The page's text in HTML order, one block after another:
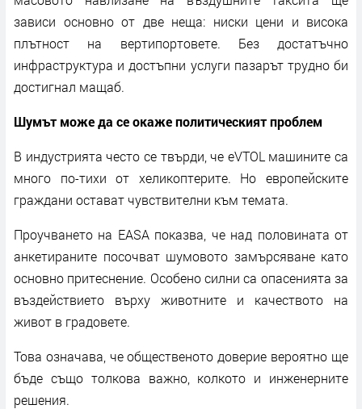
зависи основно от две неща: ниски цени и висока
плътност на вертипортовете. Без достатъчно
инфраструктура и достъпни услуги пазарът трудно би
достигнал мащаб.
Шумът може да се окаже политическият проблем
В индустрията често се твърди, че eVTOL машините са
много по-тихи от хеликоптерите. Но европейските
граждани остават чувствителни към темата.
Проучването на EASA показва, че над половината от
анкетираните посочват шумовото замърсяване като
основно притеснение. Особено силни са опасенията за
въздействието върху животните и качеството на
живот в градовете.
Това означава, че общественото доверие вероятно ще
бъде също толкова важно, колкото и инженерните
решения.